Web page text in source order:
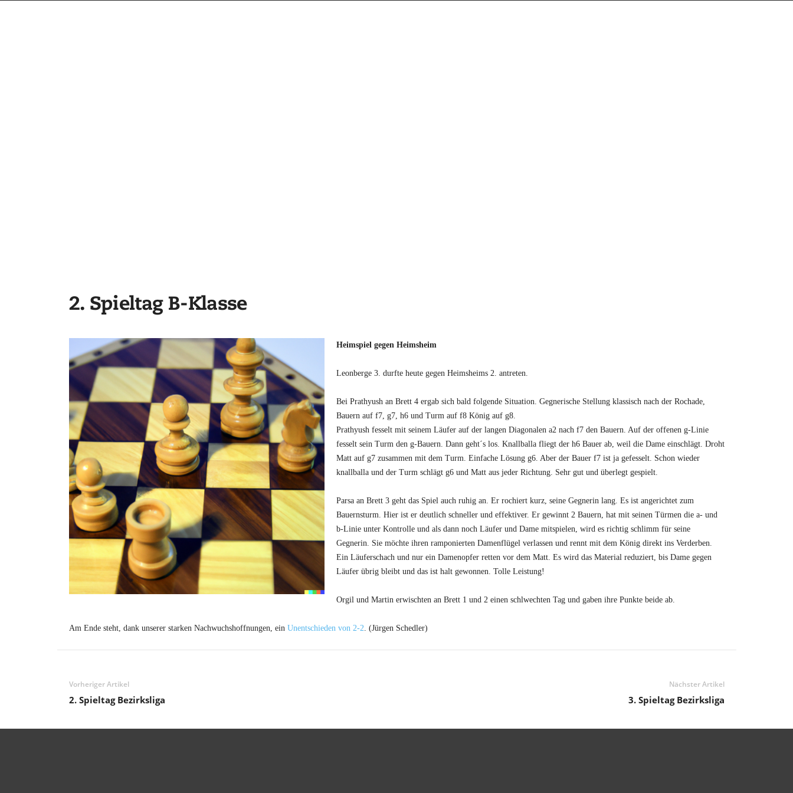
2. Spieltag B-Klasse
Heimspiel gegen Heimsheim
Leonberge 3. durfte heute gegen Heimsheims 2. antreten.
Bei Prathyush an Brett 4 ergab sich bald folgende Situation. Gegnerische Stellung klassisch nach der Rochade,
Bauern auf f7, g7, h6 und Turm auf f8 König auf g8.
Prathyush fesselt mit seinem Läufer auf der langen Diagonalen a2 nach f7 den Bauern. Auf der offenen g-Linie
fesselt sein Turm den g-Bauern. Dann geht´s los. Knallballa fliegt der h6 Bauer ab, weil die Dame einschlägt. Droht
Matt auf g7 zusammen mit dem Turm. Einfache Lösung g6. Aber der Bauer f7 ist ja gefesselt. Schon wieder
knallballa und der Turm schlägt g6 und Matt aus jeder Richtung. Sehr gut und überlegt gespielt.
Parsa an Brett 3 geht das Spiel auch ruhig an. Er rochiert kurz, seine Gegnerin lang. Es ist angerichtet zum
Bauernsturm. Hier ist er deutlich schneller und effektiver. Er gewinnt 2 Bauern, hat mit seinen Türmen die a- und
b-Linie unter Kontrolle und als dann noch Läufer und Dame mitspielen, wird es richtig schlimm für seine
Gegnerin. Sie möchte ihren ramponierten Damenflügel verlassen und rennt mit dem König direkt ins Verderben.
Ein Läuferschach und nur ein Damenopfer retten vor dem Matt. Es wird das Material reduziert, bis Dame gegen
Läufer übrig bleibt und das ist halt gewonnen. Tolle Leistung!
Orgil und Martin erwischten an Brett 1 und 2 einen schlwechten Tag und gaben ihre Punkte beide ab.
Am Ende steht, dank unserer starken Nachwuchshoffnungen, ein Unentschieden von 2-2. (Jürgen Schedler)
Vorheriger Artikel
2. Spieltag Bezirksliga
Nächster Artikel
3. Spieltag Bezirksliga